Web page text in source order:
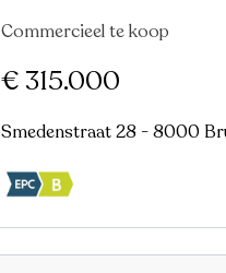
Nieuw
Commercieel te koop
€ 315.000
Smedenstraat 28 - 8000